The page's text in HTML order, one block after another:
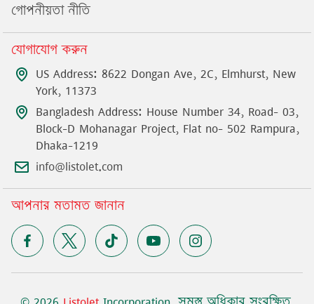
গোপনীয়তা নীতি
যোগাযোগ করুন
US Address: 8622 Dongan Ave, 2C, Elmhurst, New
York, 11373
Bangladesh Address: House Number 34, Road- 03,
Block-D Mohanagar Project, Flat no- 502 Rampura,
Dhaka-1219
info@listolet.com
আপনার মতামত জানান